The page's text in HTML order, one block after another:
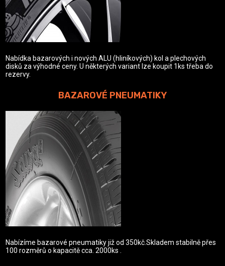
Nabídka bazarových i nových ALU (hliníkových) kol a plechových
disků za výhodné ceny. U některých variant lze koupit 1ks třeba do
rezervy.
BAZAROVÉ PNEUMATIKY
Nabízíme bazarové pneumatiky již od 350kč.Skladem stabilně přes
100 rozměrů o kapacitě cca. 2000ks .